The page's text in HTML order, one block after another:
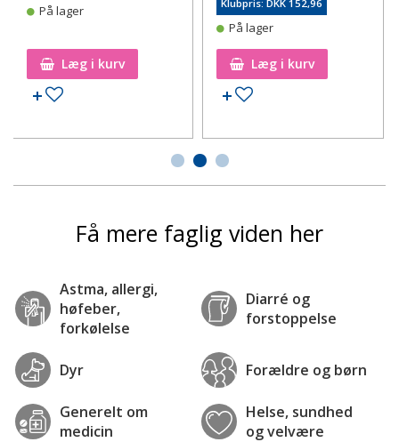
På lager
Læg i kurv
Tilføj til ønskeseddel
Klubpris: DKK 152,96
På lager
Læg i kurv
Tilføj til ønskeseddel
Få mere faglig viden her
Astma, allergi,
høfeber,
forkølelse
Diarré og
forstoppelse
Dyr Forældre og børn
Generelt om
medicin
Helse, sundhed
og velvære